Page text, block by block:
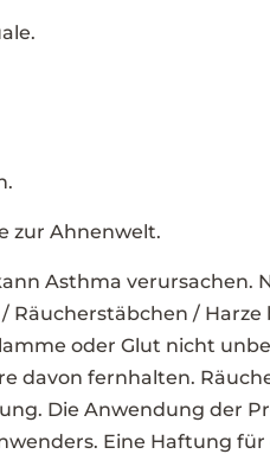
zur Ahnenwelt.
Asthma verursachen.
Räucherstäbchen / Harze
oder Glut nicht
davon fernhalten.
Die Anwendung der
Eine Haftung für